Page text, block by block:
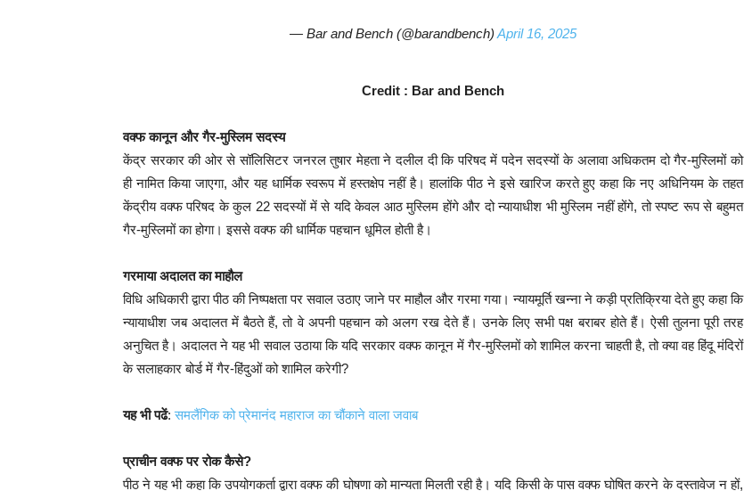
— Bar and Bench (@barandbench) April 16, 2025
Credit : Bar and Bench
वक्फ कानून और गैर-मुस्लिम सदस्य
केंद्र सरकार की ओर से सॉलिसिटर जनरल तुषार मेहता ने दलील दी कि परिषद में पदेन सदस्यों के अलावा अधिकतम दो गैर-मुस्लिमों को
ही नामित किया जाएगा, और यह धार्मिक स्वरूप में हस्तक्षेप नहीं है। हालांकि पीठ ने इसे खारिज करते हुए कहा कि नए अधिनियम के तहत
केंद्रीय वक्फ परिषद के कुल 22 सदस्यों में से यदि केवल आठ मुस्लिम होंगे और दो न्यायाधीश भी मुस्लिम नहीं होंगे, तो स्पष्ट रूप से बहुमत
गैर-मुस्लिमों का होगा। इससे वक्फ की धार्मिक पहचान धूमिल होती है।
गरमाया अदालत का माहौल
विधि अधिकारी द्वारा पीठ की निष्पक्षता पर सवाल उठाए जाने पर माहौल और गरमा गया। न्यायमूर्ति खन्ना ने कड़ी प्रतिक्रिया देते हुए कहा कि
न्यायाधीश जब अदालत में बैठते हैं, तो वे अपनी पहचान को अलग रख देते हैं। उनके लिए सभी पक्ष बराबर होते हैं। ऐसी तुलना पूरी तरह
अनुचित है। अदालत ने यह भी सवाल उठाया कि यदि सरकार वक्फ कानून में गैर-मुस्लिमों को शामिल करना चाहती है, तो क्या वह हिंदू मंदिरों
के सलाहकार बोर्ड में गैर-हिंदुओं को शामिल करेगी?
यह भी पढें:समलैंगिक को प्रेमानंद महाराज का चौंकाने वाला जवाब
प्राचीन वक्फ पर रोक कैसे?
पीठ ने यह भी कहा कि उपयोगकर्ता द्वारा वक्फ की घोषणा को मान्यता मिलती रही है। यदि किसी के पास वक्फ घोषित करने के दस्तावेज न हों,